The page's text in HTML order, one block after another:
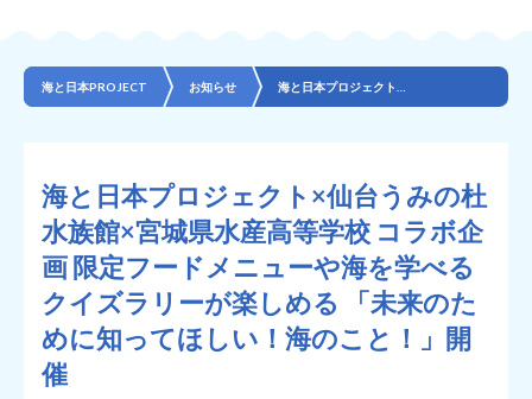
海と日本PROJECT お知らせ
海と日本プロジェクト×仙台うみの杜
水族館×宮城県水産高等学校 コラボ企
画 限定フードメニューや海を学べる
クイズラリーが楽しめる 「未来のた
めに知ってほしい！海のこと！」開
催